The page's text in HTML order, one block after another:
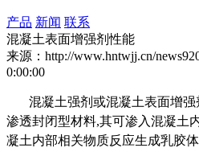
产品 新闻 联系
混凝土表面增强剂性能
来源：http://www.hntwjj.cn/
0:00:00
混凝土强剂或混凝土表面增
渗透封闭型材料,其可渗入混凝土
凝土内部相关物质反应生成乳胶